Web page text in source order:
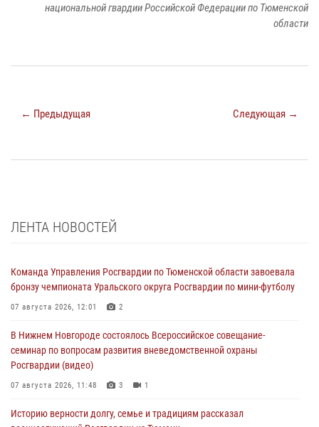
национальной гвардии Российской Федерации по Тюменской
области
← Предыдущая Следующая →
ЛЕНТА НОВОСТЕЙ
Команда Управления Росгвардии по Тюменской области завоевала
бронзу чемпионата Уральского округа Росгвардии по мини-футболу
07 августа 2026, 12:01 2
В Нижнем Новгороде состоялось Всероссийское совещание-
семинар по вопросам развития вневедомственной охраны
Росгвардии (видео)
07 августа 2026, 11:48 3 1
Историю верности долгу, семье и традициям рассказал